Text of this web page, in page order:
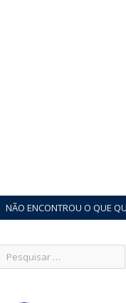
NÃO ENCONTROU O QUE